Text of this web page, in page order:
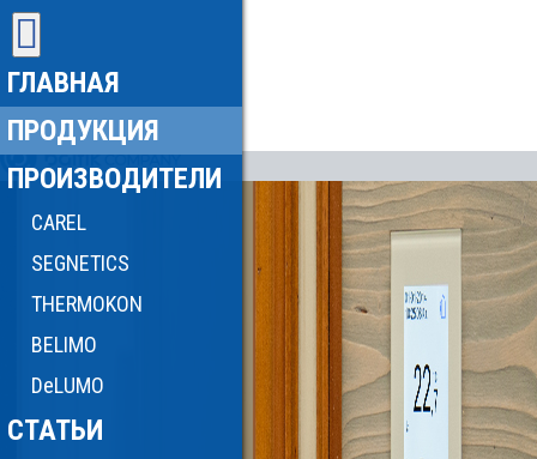
ГЛАВНАЯ
ПРОДУКЦИЯ
ПРОИЗВОДИТЕЛИ
CAREL
SEGNETICS
THERMOKON
BELIMO
DeLUMO
СТАТЬИ